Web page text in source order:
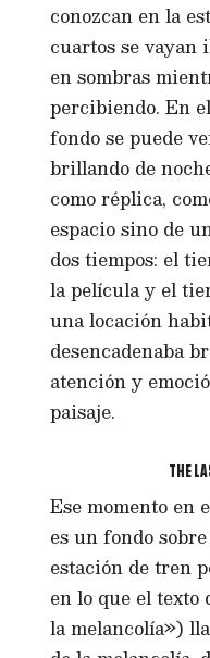
conozcan en la
cuartos se vayan
en sombras
percibiendo. En
fondo se puede
brillando de
como réplica,
espacio sino de
dos tiempos: el
la película y el
una locación
desencadenaba
atención y
paisaje.
THE
Ese momento en
es un fondo
estación de tren
en lo que el texto
la melancolía»)